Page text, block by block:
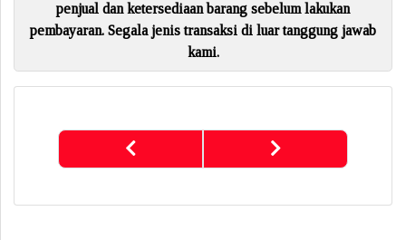
penjual dan ketersediaan barang sebelum lakukan
pembayaran. Segala jenis transaksi di luar tanggung jawab
kami.